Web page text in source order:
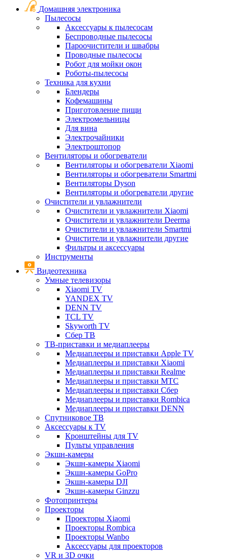
Домашняя электроника
Пылесосы
Аксессуары к пылесосам
Беспроводные пылесосы
Пароочистители и швабры
Проводные пылесосы
Робот для мойки окон
Роботы-пылесосы
Техника для кухни
Блендеры
Кофемашины
Приготовление пищи
Электромельницы
Для вина
Электрочайники
Электроштопор
Вентиляторы и обогреватели
Вентиляторы и обогреватели Xiaomi
Вентиляторы и обогреватели Smartmi
Вентиляторы Dyson
Вентиляторы и обогреватели другие
Очистители и увлажнители
Очистители и увлажнители Xiaomi
Очистители и увлажнители Deerma
Очистители и увлажнители Smartmi
Очистители и увлажнители другие
Фильтры и аксессуары
Инструменты
Видеотехника
Умные телевизоры
Xiaomi TV
YANDEX TV
DENN TV
TCL TV
Skyworth TV
Сбер ТВ
ТВ-приставки и медиаплееры
Медиаплееры и приставки Apple TV
Медиаплееры и приставки Xiaomi
Медиаплееры и приставки Realme
Медиаплееры и приставки МТС
Медиаплееры и приставки Сбер
Медиаплееры и приставки Rombica
Медиаплееры и приставки DENN
Спутниковое ТВ
Аксессуары к TV
Кронштейны для TV
Пульты управления
Экшн-камеры
Экшн-камеры Xiaomi
Экшн-камеры GoPro
Экшн-камеры DJI
Экшн-камеры Ginzzu
Фотопринтеры
Проекторы
Проекторы Xiaomi
Проекторы Rombica
Проекторы Wanbo
Аксессуары для проекторов
VR и 3D очки